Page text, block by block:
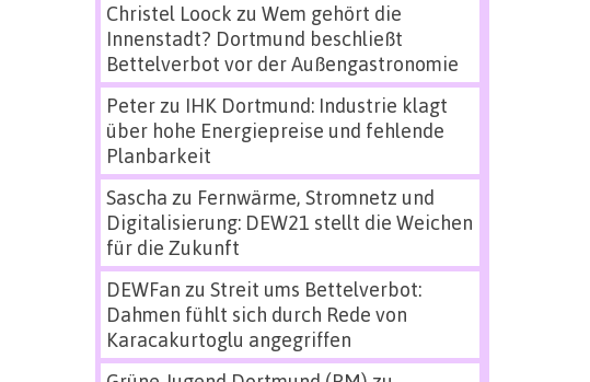
Christel Loock zu Wem gehört die
Innenstadt? Dortmund beschließt
Bettelverbot vor der Außengastronomie
Peterzu IHK Dortmund: Industrie klagt
über hohe Energiepreise und fehlende
Planbarkeit
Sascha zu Fernwärme, Stromnetz und
Digitalisierung: DEW21 stellt die Weichen
für die Zukunft
DEWFan zu Streit ums Bettelverbot:
Dahmen fühlt sich durch Rede von
Karacakurtoglu angegriffen